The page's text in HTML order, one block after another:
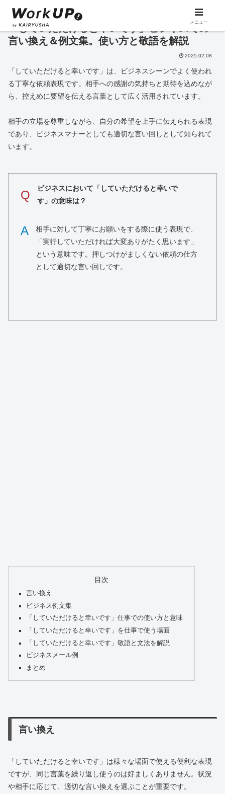
「していただけると幸いです」ビジネスでの
言い換え＆例文集。使い方と敬語を解説
2025.02.08
「していただけると幸いです」は、ビジネスシーンでよく使われ
る丁寧な依頼表現です。相手への感謝の気持ちと期待を込めなが
ら、控えめに要望を伝える言葉として広く活用されています。
相手の立場を尊重しながら、自分の希望を上手に伝えられる表現
であり、ビジネスマナーとしても適切な言い回しとして知られて
います。
Q
ビジネスにおいて「していただけると幸いで
す」の意味は？
A
相手に対して丁寧にお願いをする際に使う表現で、
「実行していただければ大変ありがたく思います」
という意味です。押しつけがましくない依頼の仕方
として適切な言い回しです。
目次
言い換え
ビジネス例文集
「していただけると幸いです」仕事での使い方と意味
「していただけると幸いです」を仕事で使う場面
「していただけると幸いです」敬語と文法を解説
ビジネスメール例
まとめ
言い換え
「していただけると幸いです」は様々な場面で使える便利な表現
ですが、同じ言葉を繰り返し使うのは好ましくありません。状況
や相手に応じて、適切な言い換えを選ぶことが重要です。
メニュー